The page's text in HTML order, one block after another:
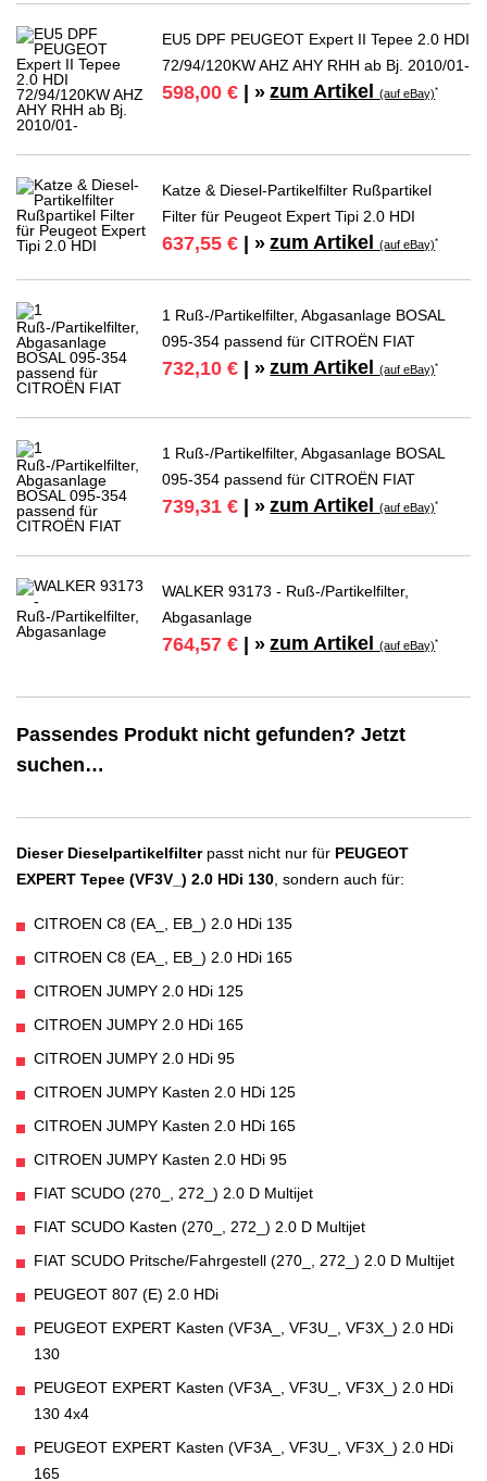
EU5 DPF PEUGEOT Expert II Tepee 2.0 HDI
72/94/120KW AHZ AHY RHH ab Bj. 2010/01-
598,00 € | » zum Artikel(auf eBay)*
Katze & Diesel-Partikelfilter Rußpartikel
Filter für Peugeot Expert Tipi 2.0 HDI
637,55 € | » zum Artikel(auf eBay)*
1 Ruß-/Partikelfilter, Abgasanlage BOSAL
095-354 passend für CITROËN FIAT
732,10 € | » zum Artikel(auf eBay)*
1 Ruß-/Partikelfilter, Abgasanlage BOSAL
095-354 passend für CITROËN FIAT
739,31 € | » zum Artikel(auf eBay)*
WALKER 93173 - Ruß-/Partikelfilter,
Abgasanlage
764,57 € | » zum Artikel(auf eBay)*
Passendes Produkt nicht gefunden? Jetzt
suchen…
Dieser Dieselpartikelfilterpasst nicht nur für PEUGEOT
EXPERT Tepee (VF3V_) 2.0 HDi 130 , sondern auch für:
CITROEN C8 (EA_, EB_) 2.0 HDi 135
CITROEN C8 (EA_, EB_) 2.0 HDi 165
CITROEN JUMPY 2.0 HDi 125
CITROEN JUMPY 2.0 HDi 165
CITROEN JUMPY 2.0 HDi 95
CITROEN JUMPY Kasten 2.0 HDi 125
CITROEN JUMPY Kasten 2.0 HDi 165
CITROEN JUMPY Kasten 2.0 HDi 95
FIAT SCUDO (270_, 272_) 2.0 D Multijet
FIAT SCUDO Kasten (270_, 272_) 2.0 D Multijet
FIAT SCUDO Pritsche/Fahrgestell (270_, 272_) 2.0 D Multijet
PEUGEOT 807 (E) 2.0 HDi
PEUGEOT EXPERT Kasten (VF3A_, VF3U_, VF3X_) 2.0 HDi
130
PEUGEOT EXPERT Kasten (VF3A_, VF3U_, VF3X_) 2.0 HDi
130 4x4
PEUGEOT EXPERT Kasten (VF3A_, VF3U_, VF3X_) 2.0 HDi
165